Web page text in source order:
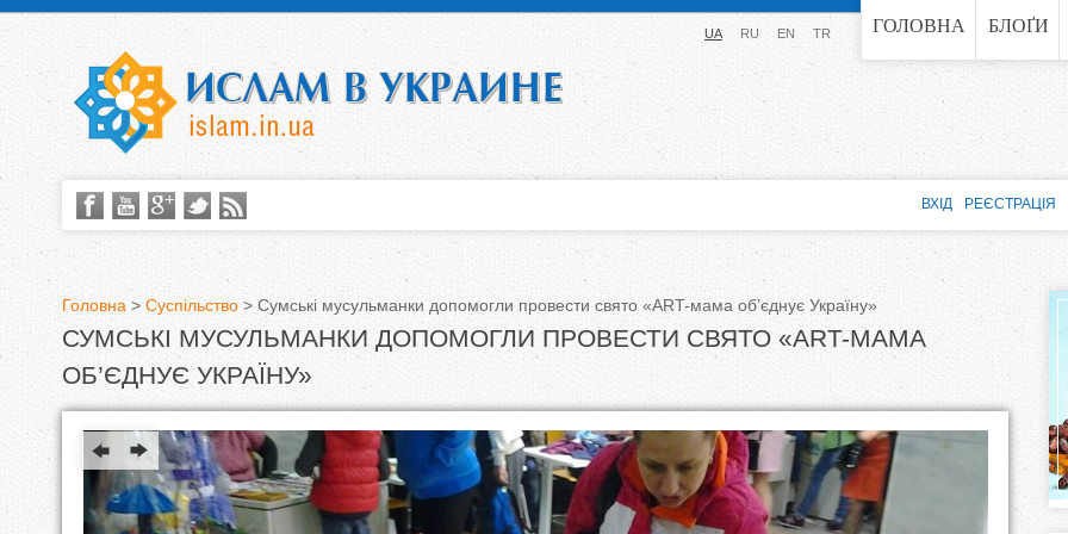
Jump to navigation ГОЛОВНА БЛОҐИ
UA RU EN TR
В
и
Головна > Суспільство> Сумські мусульманки допомогли провести свято «ART-мама об’єднує Україну»
СУМСЬКІ МУСУЛЬМАНКИ ДОПОМОГЛИ ПРОВЕСТИ СВЯТО «ART-МАМА
ОБ’ЄДНУЄ УКРАЇНУ»
ВХІД РЕЄСТРАЦІЯ